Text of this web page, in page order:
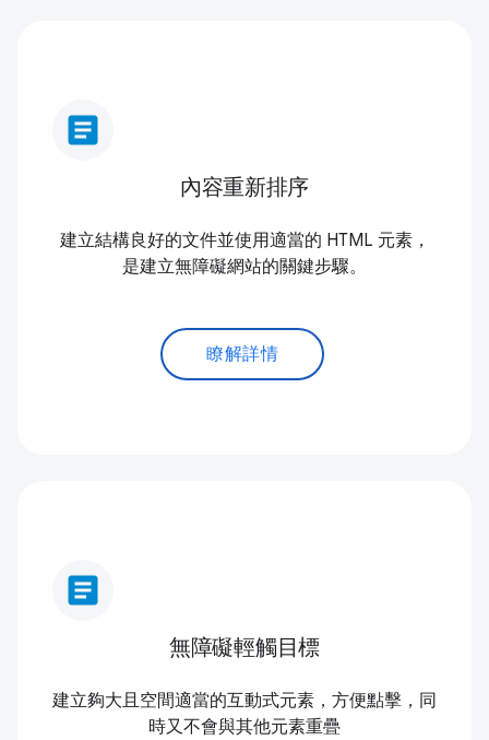
article
內容重新排序
建立結構良好的文件並使用適當的 HTML 元素，
是建立無障礙網站的關鍵步驟。
瞭解詳情
article
無障礙輕觸目標
建立夠大且空間適當的互動式元素，方便點擊，同
時又不會與其他元素重疊